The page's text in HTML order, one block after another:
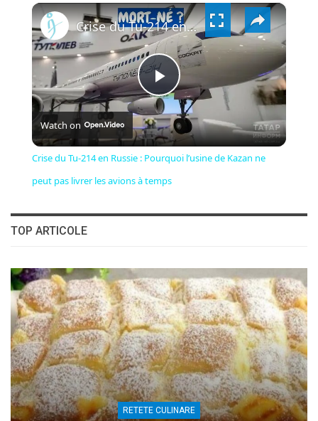
VIDEO
×
PLAY
VIDEO
Crise du Tu-214 en Russie : Pourquoi l’usine de Kazan ne peut pas livrer les avions à temps
Watch on
Crise du Tu-214 en Russie : Pourquoi l’usine de Kazan ne
peut pas livrer les avions à temps
TOP ARTICOLE
RETETE CULINARE